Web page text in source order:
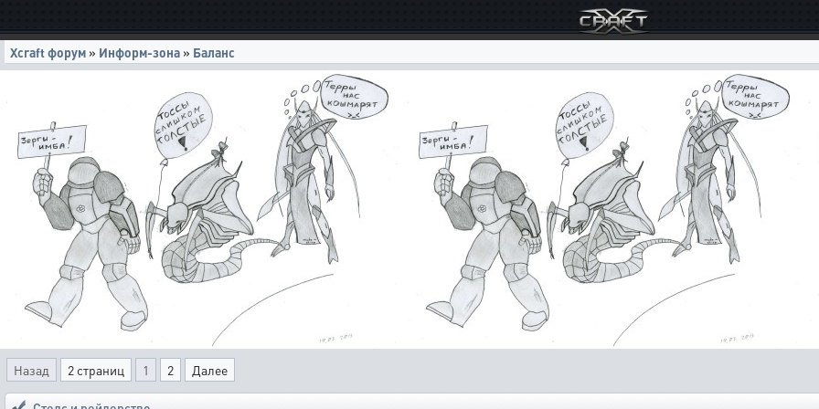
Xcraft форум » Информ-зона » Баланс
Назад 2 страниц 1 2 Далее